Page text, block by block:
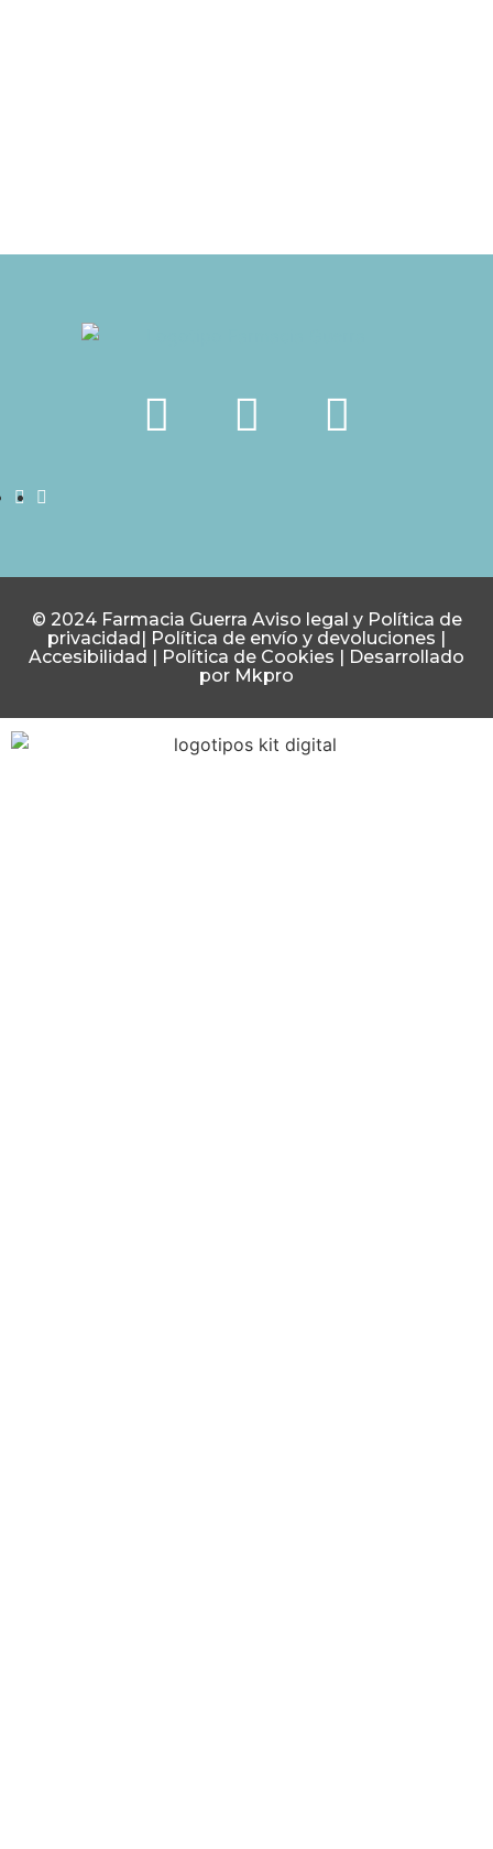
© 2024 Farmacia Guerra Aviso legal y Política de
privacidad| Política de envío y devoluciones |
Accesibilidad | Política de Cookies | Desarrollado
por Mkpro